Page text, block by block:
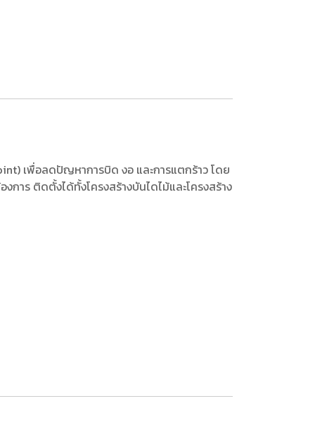
เพื่อลดปัญหาการบิด งอ และการแตกร้าว โดย
าร ติดตั้งได้ทั้งโครงสร้างบันไดไม้และโครงสร้าง